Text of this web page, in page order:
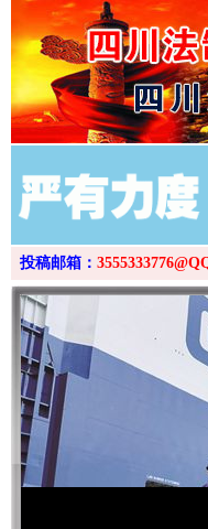
投稿邮箱：